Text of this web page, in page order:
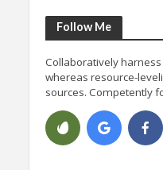
Follow Me
Collaboratively
whereas resource-
sources. Competently